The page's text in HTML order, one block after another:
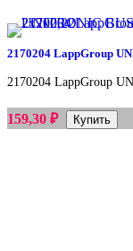
2170204 LappGroup
2170204 LappGroup
159,30 ₽